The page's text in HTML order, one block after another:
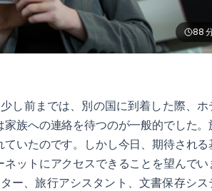
88
し前までは、別の国に到着した際、ホ
族への連絡を待つのが一般的でした。
いたのです。しかし今日、期待される
ットにアクセスできることを望んでい
ー、旅行アシスタント、文書保存シス